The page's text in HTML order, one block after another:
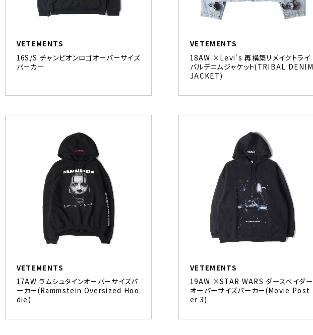
VETEMENTS
16S/S チャンピオンロゴオーバーサイズ
パーカー
VETEMENTS
18AW ×Levi's 再構築リメイクトライ
バルデニムジャケット(TRIBAL DENIM
JACKET)
VETEMENTS
17AW ラムシュタインオーバーサイズパ
ーカー(Rammstein Oversized Hoo
die)
VETEMENTS
19AW ×STAR WARS ダースベイダー
オーバーサイズパーカー(Movie Post
er 3)